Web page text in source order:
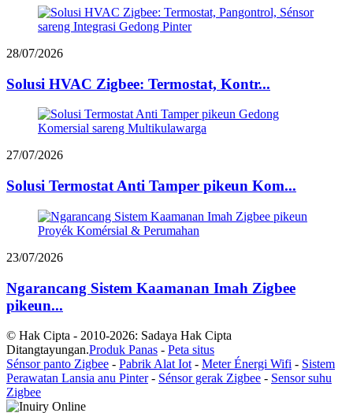
28/07/2026
Solusi HVAC Zigbee: Termostat, Kontr...
27/07/2026
Solusi Termostat Anti Tamper pikeun Kom...
23/07/2026
Ngarancang Sistem Kaamanan Imah Zigbee
pikeun...
© Hak Cipta - 2010-2026: Sadaya Hak Cipta
Ditangtayungan.Produk Panas - Peta situs
Sénsor panto Zigbee - Pabrik Alat Iot - Meter Énergi Wifi - Sistem
Perawatan Lansia anu Pinter- Sénsor gerak Zigbee - Sensor suhu
Zigbee